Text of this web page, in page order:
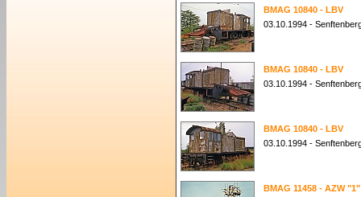
BMAG 10840 - LBV
03.10.1994 -
BMAG 10840 - LBV
03.10.1994 -
BMAG 10840 - LBV
03.10.1994 -
BMAG 11458 - AZW "1"